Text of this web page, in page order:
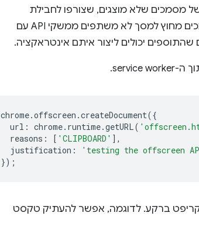
מסמכים שלא מוצגים, שצורפו לחבילת
התוסף, בלי לפגוע בחוויית המשתמש. חוץ מהעברת הודעות, מסמכים מחוץ למסך לא משתפים ממשקי API עם
יכולים ליצור איתם אינטראקציה.
chrome.offscreen .createDocument({
url : chrome. runtime.getURL(
reasons : [ 'CLIPBOARD' ],
justification : 'testing the offscreen
});
ברקע. לדוגמה, אפשר להעתיק טקסט